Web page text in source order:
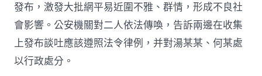
發布，激發大批網平易近圍不雅、群情，形成不良社
會影響。公安機關對二人依法傳喚，告訴兩邊在收集
上發布談吐應該遵照法令律例，并對湯某某、何某處
以行政處分。